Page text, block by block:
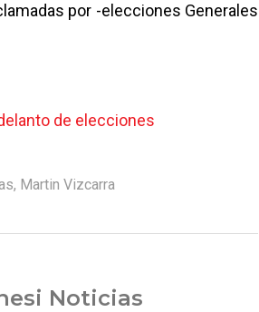
por -elecciones Generales
de elecciones
, Martin Vizcarra
Noticias